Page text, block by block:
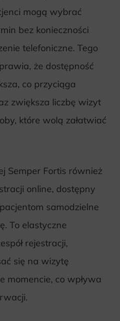
mogą wybrać
bez konieczności
telefoniczne. Tego
że dostępność
co przyciąga
zwiększa liczbę wizyt
które wolą załatwiać
Semper Fortis również
online, dostępny
samodzielne
To elastyczne
rejestracji,
się na wizytę
momencie, co wpływa